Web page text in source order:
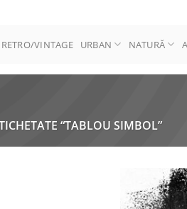
RETRO/VINTAGE URBAN NATURĂ
“TABLOU SIMBOL”